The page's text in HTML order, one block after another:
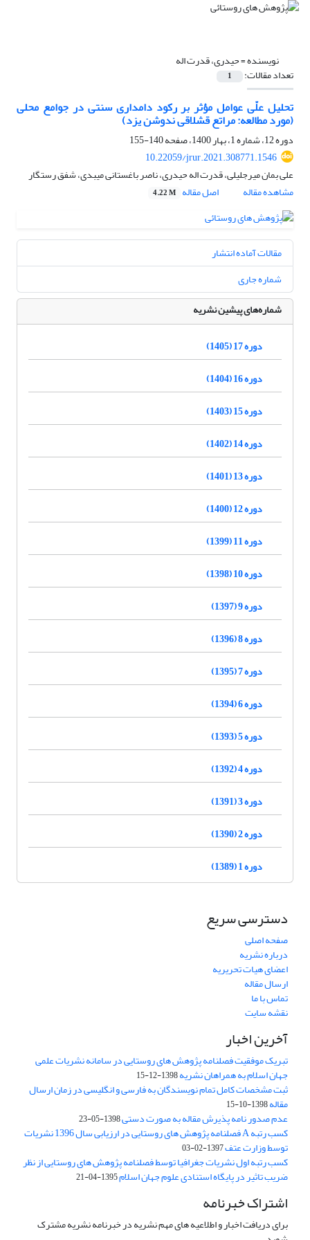
نویسنده =حیدری، قدرت اله
تعداد مقالات: 1
تحلیل علّی عوامل مؤثر بر رکود دامداری سنتی در جوامع محلی
(مورد مطالعه: مراتع قشلاقی ندوشن یزد)
دوره 12، شماره 1، بهار 1400، صفحه
140-155
10.22059/jrur.2021.308771.1546
علی بمان میرجلیلی، قدرت اله حیدری، ناصر باغستانی میبدی، شفق رستگار
مشاهده مقاله
اصل مقاله 4.22 M
مقالات آماده انتشار
شماره جاری
شماره‌های پیشین نشریه
دوره 17 (1405)
دوره 16 (1404)
دوره 15 (1403)
دوره 14 (1402)
دوره 13 (1401)
دوره 12 (1400)
دوره 11 (1399)
دوره 10 (1398)
دوره 9 (1397)
دوره 8 (1396)
دوره 7 (1395)
دوره 6 (1394)
دوره 5 (1393)
دوره 4 (1392)
دوره 3 (1391)
دوره 2 (1390)
دوره 1 (1389)
دسترسی سریع
صفحه اصلی
درباره نشریه
اعضای هیات تحریریه
ارسال مقاله
تماس با ما
نقشه سایت
آخرین اخبار
تبریک موفقیت فصلنامه پژوهش های روستایی در سامانه نشریات علمی
جهان اسلام به همراهان نشریه1398-12-15
ثبت مشخصات کامل تمام نویسندگان به فارسی و انگلیسی در زمان ارسال
مقاله1398-10-15
عدم صدور نامه پذیرش مقاله به صورت دستی1398-05-23
کسب رتبه A فصلنامه پژوهش های روستایی در ارزیابی سال 1396 نشریات
توسط وزارت عتف1397-02-03
کسب رتبه اول نشریات جغرافیا توسط فصلنامه پژوهش های روستایی از نظر
ضریب تاثیر در پایگاه استنادی علوم جهان اسلام1395-04-21
اشتراک خبرنامه
برای دریافت اخبار و اطلاعیه های مهم نشریه در خبرنامه نشریه مشترک